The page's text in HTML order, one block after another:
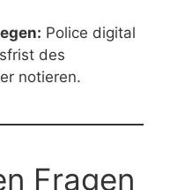
Police digital
des
notieren.
Fragen